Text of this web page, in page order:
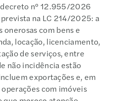
nº 12.955/2026
na LC 214/2025: a
onerosas com bens e
locação, licenciamento,
de serviços, entre
não incidência estão
exportações e, em
com imóveis